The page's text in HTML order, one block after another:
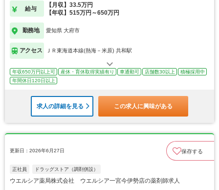
給与
【月収】33.5万円
【年収】515万円～650万円
勤務地 愛知県 大府市
アクセス ＪＲ東海道本線(熱海－米原) 共和駅
年収650万円以上可 産休・育休取得実績有り 車通勤可 店舗数30以上
積極採用中
年間休日120日以上
求人の詳細を見る この求人に興味がある
更新日：2026年6月27日 保存する
正社員 ドラッグストア（調剤併設）
ウエルシア薬局株式会社 ウエルシア一宮今伊勢店の薬剤師求人